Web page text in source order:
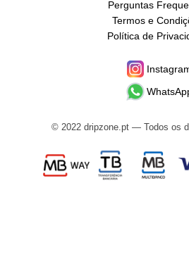
Perguntas
Termos e
Política de
© 2022 dripzone.pt — Todos os